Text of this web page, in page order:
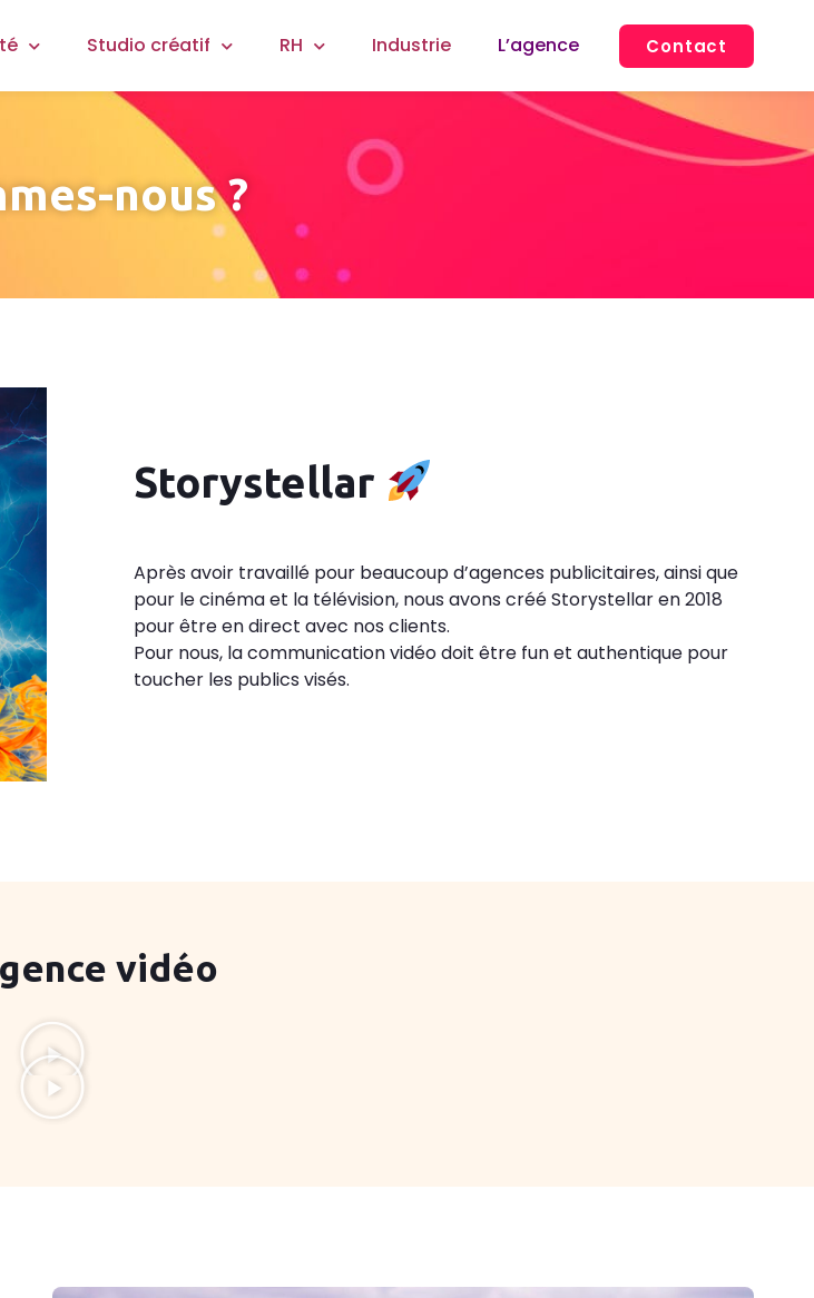
Studio créatif RH Industrie L’agence Contact
nous ?
Storystellar
Après avoir travaillé pour beaucoup d’agences publicitaires, ainsi que
pour le cinéma et la télévision, nous avons créé Storystellar en 2018
pour être en direct avec nos clients.
Pour nous, la communication vidéo doit être fun et authentique pour
toucher les publics visés.
vidéo